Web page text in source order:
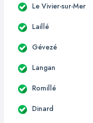
Le Vivier-sur-Mer
Laillé
Gévezé
Langan
Romillé
Dinard